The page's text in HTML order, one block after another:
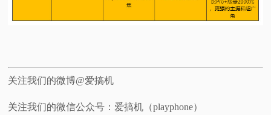
关注我们的微博@爱搞机
关注我们的微信公众号：爱搞机（playphone）